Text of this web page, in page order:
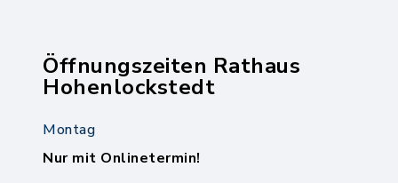
Öffnungszeiten Rathaus
Hohenlockstedt
Montag
Nur mit Onlinetermin!